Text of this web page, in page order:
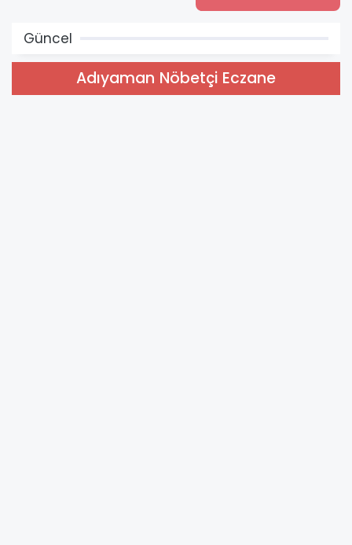
Güncel
Adıyaman Nöbetçi Eczane